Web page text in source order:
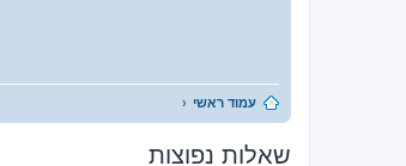
עמוד ראשי
שאלות נפוצות